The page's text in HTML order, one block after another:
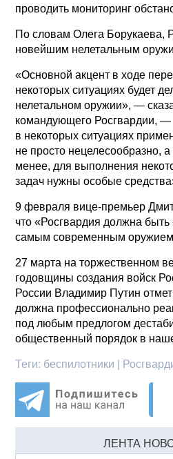
проводить мониторинг
По словам Олега Борукаева,
новейшим нелетальным
«Основной акцент в ходе
некоторых ситуациях будет
нелетальном оружии», —
командующего Росгвардии, —
в некоторых ситуациях
не просто нецелесообразно,
менее, для выполнения
задач нужны особые
9 февраля вице-премьер
что «Росгвардия должна
самым современным
27 марта на торжественном
годовщины создания войск
России Владимир Путин
должна профессионально
под любым предлогом
общественный порядок в
Теги: беспилотники |
ЛЕНТА